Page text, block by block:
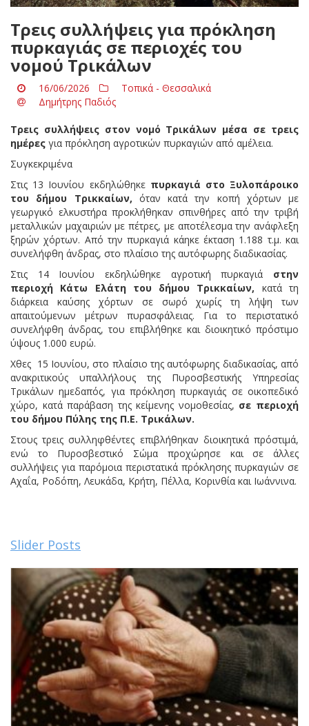
Τρεις συλλήψεις για πρόκληση
πυρκαγιάς σε περιοχές του
νομού Τρικάλων
16/06/2026
Τοπικά - Θεσσαλικά
Δημήτρης Παδιός
Τρεις συλλήψεις στον νομό Τρικάλων μέσα σε τρεις
ημέρες για πρόκληση αγροτικών πυρκαγιών από αμέλεια.
Συγκεκριμένα
Στις 13 Ιουνίου εκδηλώθηκε πυρκαγιά στο Ξυλοπάροικο
του δήμου Τρικκαίων, όταν κατά την κοπή χόρτων με
γεωργικό ελκυστήρα προκλήθηκαν σπινθήρες από την τριβή
μεταλλικών μαχαιριών με πέτρες, με αποτέλεσμα την ανάφλεξη
ξηρών χόρτων. Από την πυρκαγιά κάηκε έκταση 1.188 τ.μ. και
συνελήφθη άνδρας, στο πλαίσιο της αυτόφωρης διαδικασίας.
Στις 14 Ιουνίου εκδηλώθηκε αγροτική πυρκαγιά στην
περιοχή Κάτω Ελάτη του δήμου Τρικκαίων, κατά τη
διάρκεια καύσης χόρτων σε σωρό χωρίς τη λήψη των
απαιτούμενων μέτρων πυρασφάλειας. Για το περιστατικό
συνελήφθη άνδρας, του επιβλήθηκε και διοικητικό πρόστιμο
ύψους 1.000 ευρώ.
Χθες 15 Ιουνίου, στο πλαίσιο της αυτόφωρης διαδικασίας, από
ανακριτικούς υπαλλήλους της Πυροσβεστικής Υπηρεσίας
Τρικάλων ημεδαπός, για πρόκληση πυρκαγιάς σε οικοπεδικό
χώρο, κατά παράβαση της κείμενης νομοθεσίας, σε περιοχή
του δήμου Πύλης της Π.Ε. Τρικάλων.
Στους τρεις συλληφθέντες επιβλήθηκαν διοικητικά πρόστιμά,
ενώ το Πυροσβεστικό Σώμα προχώρησε και σε άλλες
συλλήψεις για παρόμοια περιστατικά πρόκλησης πυρκαγιών σε
Αχαΐα, Ροδόπη, Λευκάδα, Κρήτη, Πέλλα, Κορινθία και Ιωάννινα.
Slider Posts